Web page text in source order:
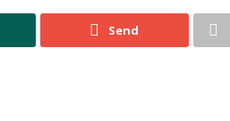
Send